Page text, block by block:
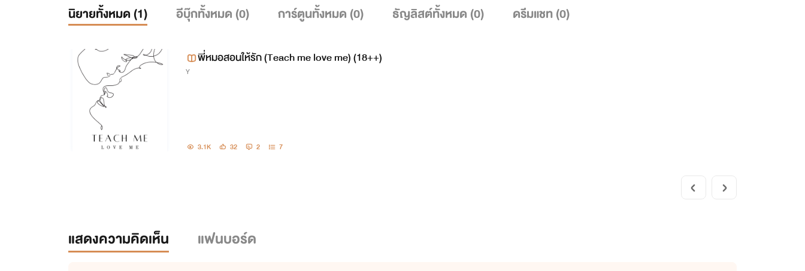
นิยายทั้งหมด (1) อีบุ๊กทั้งหมด (0) การ์ตูนทั้งหมด (0) ธัญลิสต์ทั้งหมด (0) ดรีมแชท (0)
พี่หมอสอนให้รัก (Teach me love me) (18++)
Y
3.1K 32 2 7
แสดงความคิดเห็น แฟนบอร์ด